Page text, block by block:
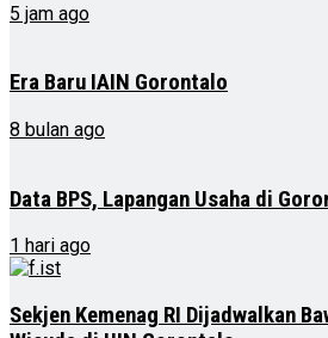
5 jam ago
Era Baru IAIN Gorontalo
8 bulan ago
Data BPS, Lapangan Usaha di
1 hari ago
Sekjen Kemenag RI Dijadwalkan